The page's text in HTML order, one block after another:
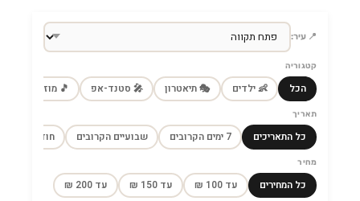
📍 עיר:
קטגוריה
הכל 👶 ילדים 🎭 תיאטרון 🎤 סטנד-אפ 🎵 מוזיקה
תאריך
כל התאריכים 7 ימים הקרובים שבועיים הקרובים חודש הקרוב
מחיר
כל המחירים עד 100 ₪ עד 150 ₪ עד 200 ₪